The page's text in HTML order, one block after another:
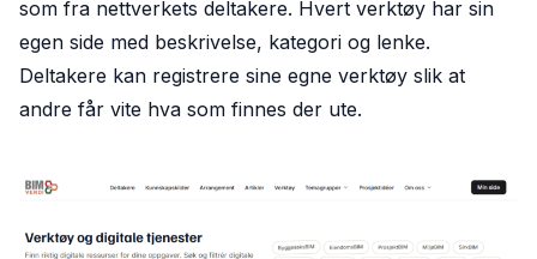
som fra nettverkets deltakere. Hvert verktøy har sin
egen side med beskrivelse, kategori og lenke.
Deltakere kan registrere sine egne verktøy slik at
andre får vite hva som finnes der ute.